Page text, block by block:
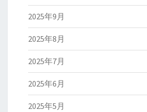
2025年9月
2025年8月
2025年7月
2025年6月
2025年5月